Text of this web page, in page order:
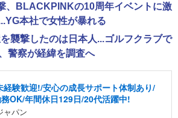
、BLACKPINKの10周年イベントに激
本社で女性が暴れる
襲撃したのは日本人...ゴルフクラブで
警察が経緯を調査へ
経験歓迎!/安心の成長サポート体制あり/
OK/年間休日129日/20代活躍中!
ャパン